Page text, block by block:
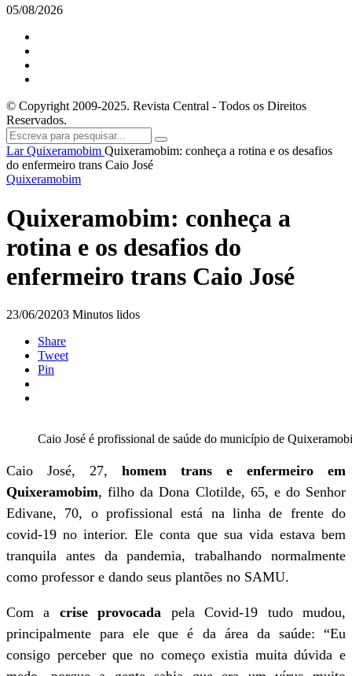
05/08/2026
© Copyright 2009-2025. Revista Central - Todos os Direitos
Reservados.
LarQuixeramobim Quixeramobim: conheça a rotina e os desafios
do enfermeiro trans Caio José
Quixeramobim
Quixeramobim: conheça a
rotina e os desafios do
enfermeiro trans Caio José
23/06/20203 Minutos lidos
Share
Tweet
Pin
Caio José é profissional de saúde do município de
Caio José, 27, homem trans e enfermeiro em
Quixeramobim, filho da Dona Clotilde, 65, e do Senhor
Edivane, 70, o profissional está na linha de frente do
covid-19 no interior. Ele conta que sua vida estava bem
tranquila antes da pandemia, trabalhando normalmente
como professor e dando seus plantões no SAMU.
Com a crise provocada pela Covid-19 tudo mudou,
principalmente para ele que é da área da saúde: “Eu
consigo perceber que no começo existia muita dúvida e